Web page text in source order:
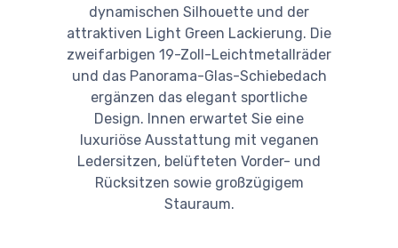
dynamischen Silhouette und der
attraktiven Light Green Lackierung. Die
zweifarbigen 19-Zoll-Leichtmetallräder
und das Panorama-Glas-Schiebedach
ergänzen das elegant sportliche
Design. Innen erwartet Sie eine
luxuriöse Ausstattung mit veganen
Ledersitzen, belüfteten Vorder- und
Rücksitzen sowie großzügigem
Stauraum.